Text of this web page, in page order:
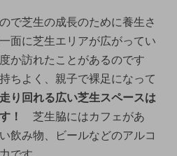
で芝生の成長のために養生さ
面に芝生エリアが広がってい
か訪れたことがあるのです
ちよく、親子で裸足になって
り回れる広い芝生スペースは
！
芝生脇にはカフェがあ
飲み物、ビールなどのアルコ